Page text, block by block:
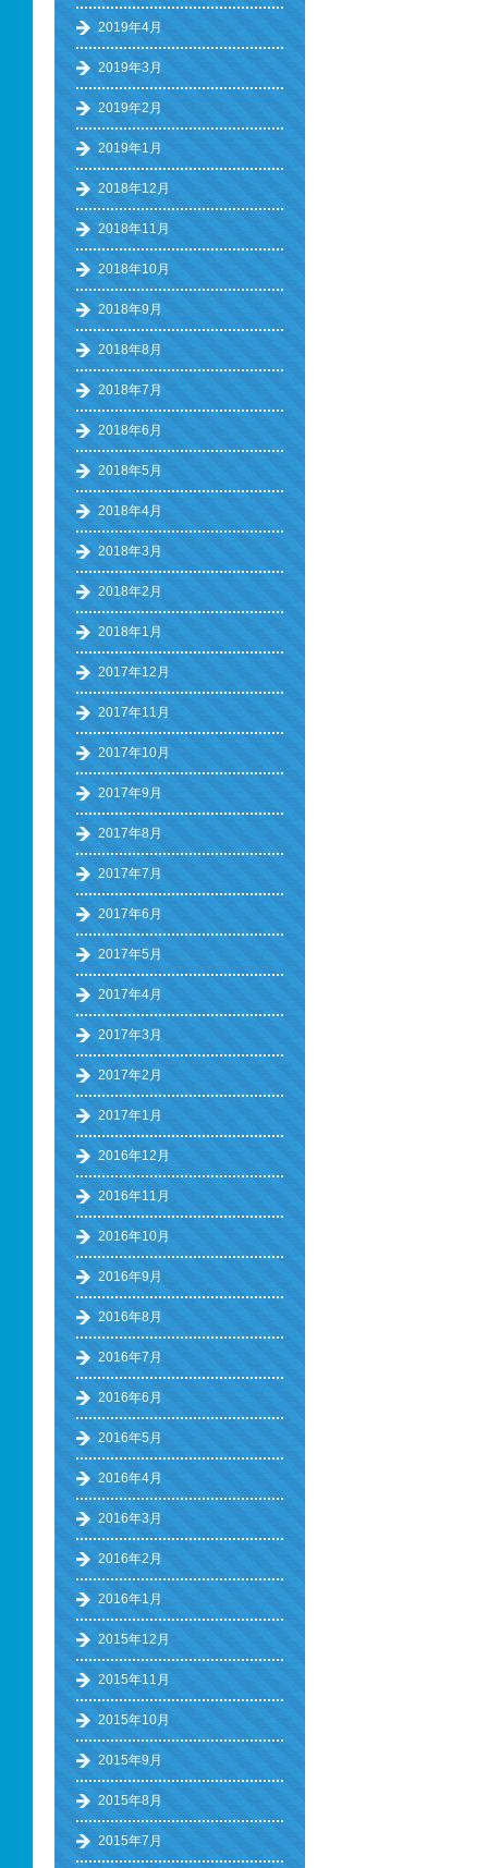
2019年4月
2019年3月
2019年2月
2019年1月
2018年12月
2018年11月
2018年10月
2018年9月
2018年8月
2018年7月
2018年6月
2018年5月
2018年4月
2018年3月
2018年2月
2018年1月
2017年12月
2017年11月
2017年10月
2017年9月
2017年8月
2017年7月
2017年6月
2017年5月
2017年4月
2017年3月
2017年2月
2017年1月
2016年12月
2016年11月
2016年10月
2016年9月
2016年8月
2016年7月
2016年6月
2016年5月
2016年4月
2016年3月
2016年2月
2016年1月
2015年12月
2015年11月
2015年10月
2015年9月
2015年8月
2015年7月